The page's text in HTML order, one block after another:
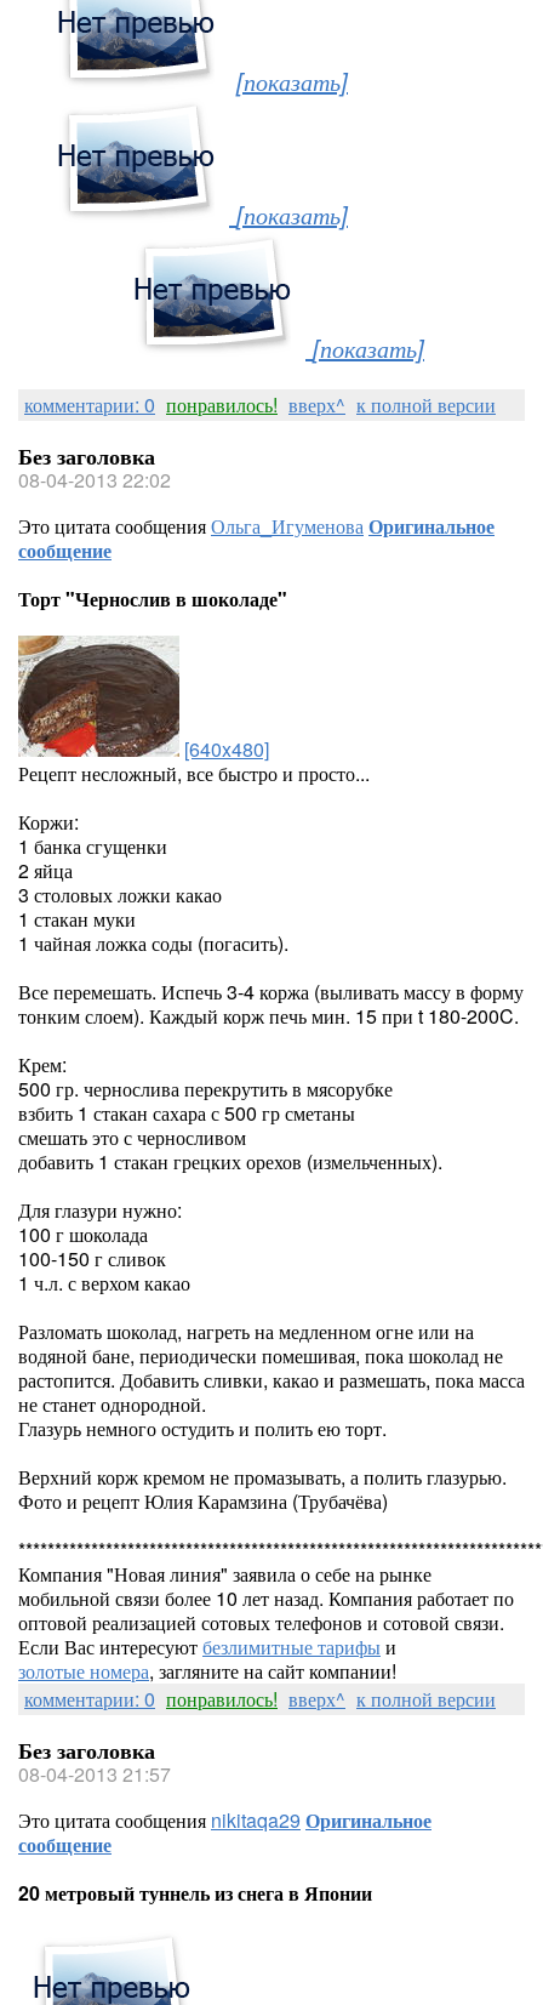
[показать]
[показать]
[показать]
комментарии: 0 понравилось! вверх^ к полной версии
Без заголовка
08-04-2013 22:02
Это цитата сообщенияОльга_ИгуменоваОригинальное
сообщение
Торт "Чернослив в шоколаде"
[640x480]
Рецепт несложный, все быстро и просто...
Коржи:
1 банка сгущенки
2 яйца
3 столовых ложки какао
1 стакан муки
1 чайная ложка соды (погасить).
Все перемешать. Испечь 3-4 коржа (выливать массу в форму
тонким слоем). Каждый корж печь мин. 15 при t 180-200C.
Крем:
500 гр. чернослива перекрутить в мясорубке
взбить 1 стакан сахара с 500 гр сметаны
смешать это с черносливом
добавить 1 стакан грецких орехов (измельченных).
Для глазури нужно:
100 г шоколада
100-150 г сливок
1 ч.л. с верхом какао
Разломать шоколад, нагреть на медленном огне или на
водяной бане, периодически помешивая, пока шоколад не
растопится. Добавить сливки, какао и размешать, пока масса
не станет однородной.
Глазурь немного остудить и полить ею торт.
Верхний корж кремом не промазывать, а полить глазурью.
Фото и рецепт Юлия Карамзина (Трубачёва)
Компания "Новая линия" заявила о себе на рынке
мобильной связи более 10 лет назад. Компания работает по
оптовой реализацией сотовых телефонов и сотовой связи.
Если Вас интересуютбезлимитные тарифыи
золотые номера, загляните на сайт компании!
комментарии: 0 понравилось! вверх^ к полной версии
Без заголовка
08-04-2013 21:57
Это цитата сообщения nikitaqa29 Оригинальное
сообщение
20 метровый туннель из снега в Японии